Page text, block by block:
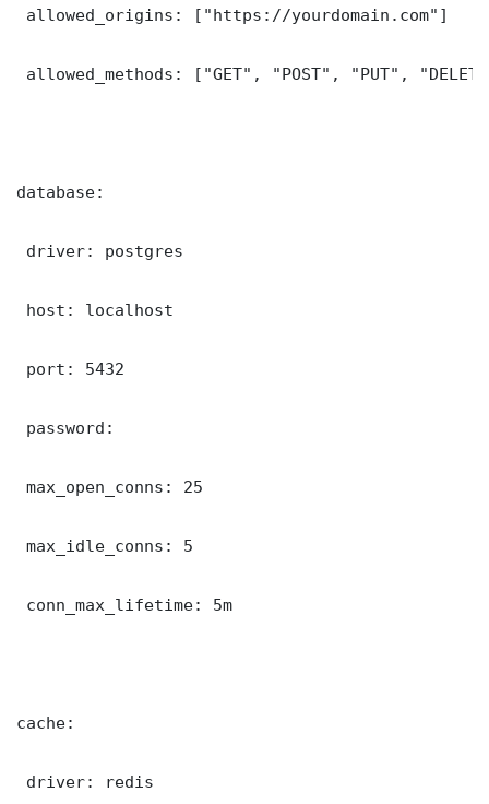
allowed_origins: ["https://yourdomain.com"]
allowed_methods: ["GET", "POST", "PUT",
database:
driver: postgres
host: localhost
port: 5432
password:
max_open_conns: 25
max_idle_conns: 5
conn_max_lifetime: 5m
cache:
driver: redis